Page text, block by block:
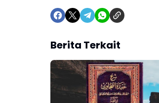
Berita Terkait